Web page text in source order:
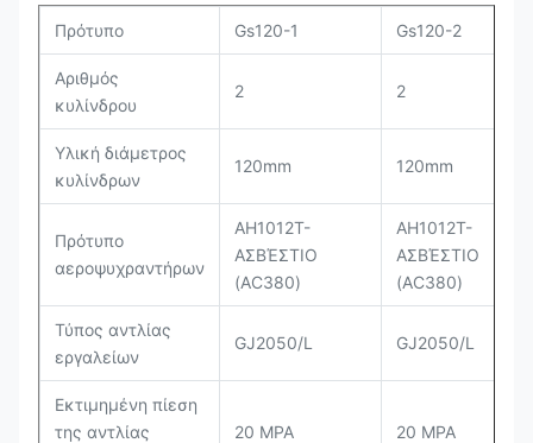
Πρότυπο Gs120-1 Gs120-2
Αριθμός
κυλίνδρου
2 2
Υλική διάμετρος
κυλίνδρων
120mm 120mm
Πρότυπο
αεροψυχραντήρων
AH1012T-
ΑΣΒΈΣΤΙΟ
(AC380)
AH1012T-
ΑΣΒΈΣΤΙΟ
(AC380)
Τύπος αντλίας
εργαλείων
GJ2050/L GJ2050/L
Εκτιμημένη πίεση
της αντλίας
20 MPA 20 MPA